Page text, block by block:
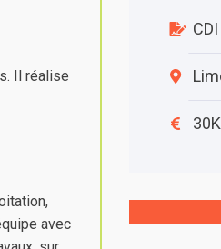
Il réalise
avec
CDI